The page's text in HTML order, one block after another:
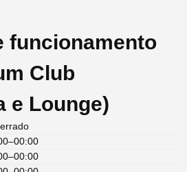
funcionamento
Club
e Lounge)